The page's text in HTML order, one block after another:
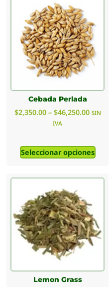
Cebada Perlada
$2,350.00 – $46,250.00 SIN
IVA
Seleccionar opciones
Lemon Grass